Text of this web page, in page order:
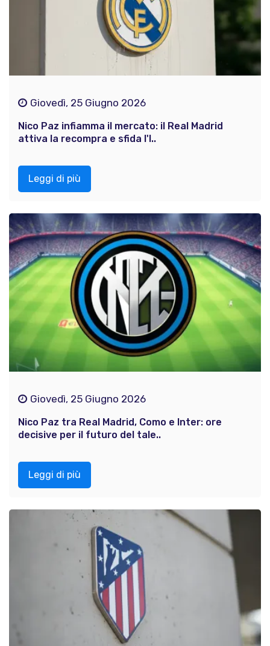
Giovedì, 25 Giugno 2026
Nico Paz infiamma il mercato: il Real Madrid
attiva la recompra e sfida l'I..
Leggi di più
Giovedì, 25 Giugno 2026
Nico Paz tra Real Madrid, Como e Inter: ore
decisive per il futuro del tale..
Leggi di più